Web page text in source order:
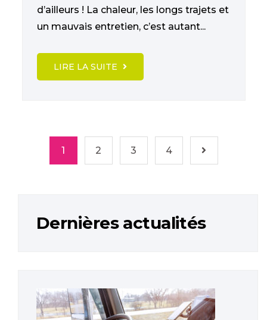
d’ailleurs ! La chaleur, les longs trajets et
un mauvais entretien, c’est autant...
LIRE LA SUITE
1 2 3 4
Dernières actualités